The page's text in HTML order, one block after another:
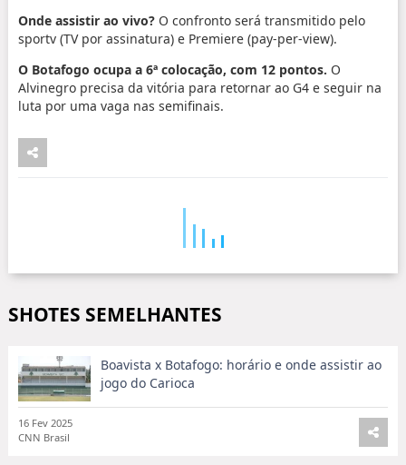
Onde assistir ao vivo? O confronto será transmitido pelo
sportv (TV por assinatura) e Premiere (pay-per-view).
O Botafogo ocupa a 6ª colocação, com 12 pontos. O
Alvinegro precisa da vitória para retornar ao G4 e seguir na
luta por uma vaga nas semifinais.
SHOTES SEMELHANTES
Boavista x Botafogo: horário e onde assistir ao
jogo do Carioca
16 Fev 2025
CNN Brasil